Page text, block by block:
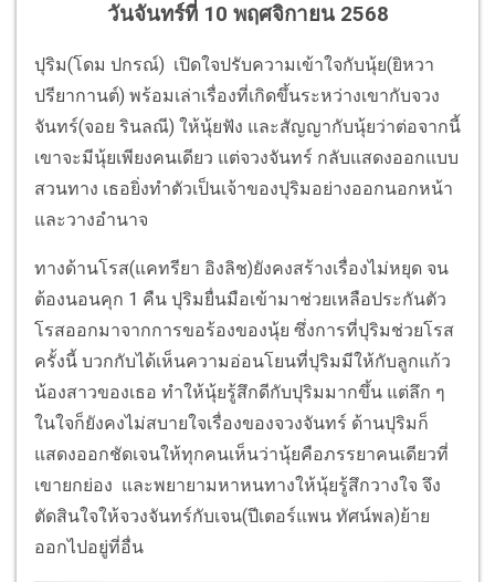
วันจันทร์ที่ 10 พฤศจิกายน 2568
ปุริม(โดม ปกรณ์) เปิดใจปรับความเข้าใจกับนุ้ย(ยิหวา
ปรียากานต์) พร้อมเล่าเรื่องที่เกิดขึ้นระหว่างเขากับจวง
จันทร์(จอย รินลณี) ให้นุ้ยฟัง และสัญญากับนุ้ยว่าต่อจากนี้
เขาจะมีนุ้ยเพียงคนเดียว แต่จวงจันทร์ กลับแสดงออกแบบ
สวนทาง เธอยิ่งทำตัวเป็นเจ้าของปุริมอย่างออกนอกหน้า
และวางอำนาจ
ทางด้านโรส(แคทรียา อิงลิช)ยังคงสร้างเรื่องไม่หยุด จน
ต้องนอนคุก 1 คืน ปุริมยื่นมือเข้ามาช่วยเหลือประกันตัว
โรสออกมาจากการขอร้องของนุ้ย ซึ่งการที่ปุริมช่วยโรส
ครั้งนี้ บวกกับได้เห็นความอ่อนโยนที่ปุริมมีให้กับลูกแก้ว
น้องสาวของเธอ ทำให้นุ้ยรู้สึกดีกับปุริมมากขึ้น แต่ลึก ๆ
ในใจก็ยังคงไม่สบายใจเรื่องของจวงจันทร์ ด้านปุริมก็
แสดงออกชัดเจนให้ทุกคนเห็นว่านุ้ยคือภรรยาคนเดียวที่
เขายกย่อง และพยายามหาหนทางให้นุ้ยรู้สึกวางใจ จึง
ตัดสินใจให้จวงจันทร์กับเจน(ปีเตอร์แพน ทัศน์พล)ย้าย
ออกไปอยู่ที่อื่น